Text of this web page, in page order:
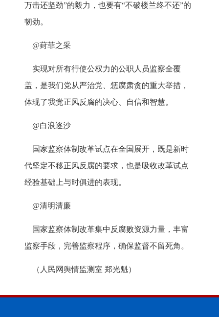
万击还坚劲”的毅力，也要有“不破楼兰终不还”的
韧劲。
@葑菲之采
实现对所有行使公权力的公职人员监察全覆
盖，是我们党从严治党、惩腐肃贪的重大举措，
体现了我党正风反腐的决心、自信和智慧。
@白浪逐沙
国家监察体制改革试点在全国展开，既是新时
代坚定不移正风反腐的要求，也是吸收改革试点
经验基础上与时俱进的表现。
@清明清廉
国家监察体制改革集中反腐败资源力量，丰富
监察手段，完善监察程序，确保监督不留死角。
（人民网舆情监测室 郑光魁）